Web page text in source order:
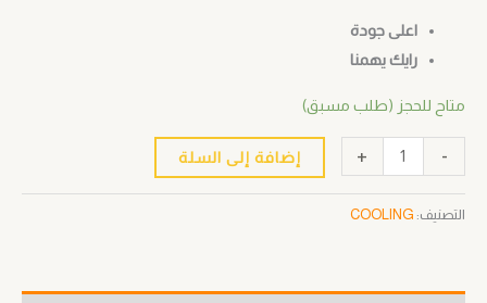
اعلى جودة
رايك يهمنا
متاح للحجز (طلب مسبق)
-
+ إضافة إلى السلة
التصنيف: COOLING